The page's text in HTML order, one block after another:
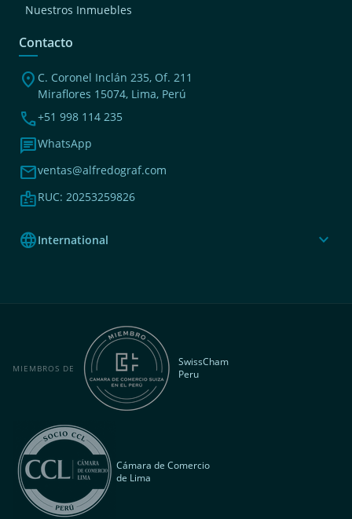
Nuestros Inmuebles
Contacto
location_on C. Coronel Inclán 235, Of. 211
Miraflores 15074, Lima, Perú
phone+51 998 114 235
chatWhatsApp
mailventas@alfredograf.com
badgeRUC: 20253259826
languageInternational expand_more
MIEMBROS DE
SwissCham
Peru
Cámara de Comercio
de Lima